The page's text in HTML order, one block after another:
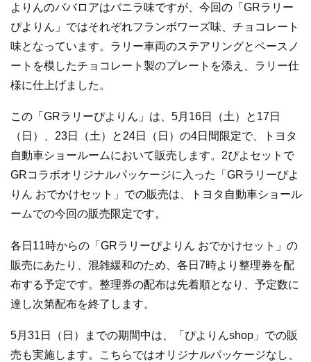
よりんのババロアはバニラ味ですが、今回の「GRラリー
ぴよりん」ではそれぞれフランボワーズ味、チョコレート
味となっています。ラリー車両のステアリングとペースノ
ートを模したチョコレート製のプレートを添え、ラリー仕
様に仕上げました。
この「GRラリーぴよりん」は、5月16日（土）と17日
（日）、23日（土）と24日（日）の4日間限定で、トヨタ
自動車ショールームにおいて販売します。2ぴよセットで
GRコラボオリジナルパッケージに入った「GRラリーぴよ
りん おでかけセット」での販売は、トヨタ自動車ショール
ームでの今回の販売限定です。
各日11時からの「GRラリーぴよりん おでかけセット」の
販売にあたり、混雑緩和のため、各日7時より整理券を配
布する予定です。整理券の配布は先着順となり、予定数に
達し次第配布を終了します。
5月31日（日）までの期間中は、「ぴよりんshop」での販
売も実施します。こちらではオリジナルパッケージなし、